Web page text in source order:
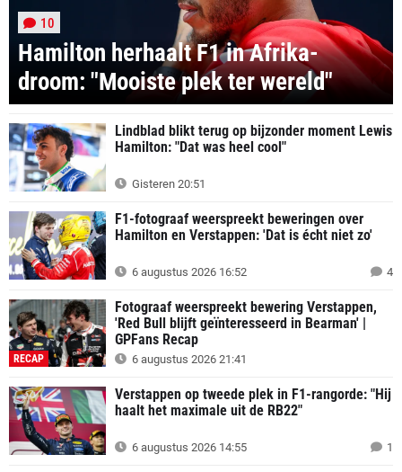
Hamilton herhaalt F1 in Afrika-
droom: "Mooiste plek ter wereld"
10
Lindblad blikt terug op bijzonder moment Lewis
Hamilton: "Dat was heel cool"
Gisteren 20:51
F1-fotograaf weerspreekt beweringen over
Hamilton en Verstappen: 'Dat is écht niet zo'
6 augustus 2026 16:52 4
RECAP
Fotograaf weerspreekt bewering Verstappen,
'Red Bull blijft geïnteresseerd in Bearman' |
GPFans Recap
6 augustus 2026 21:41
Verstappen op tweede plek in F1-rangorde: "Hij
haalt het maximale uit de RB22"
6 augustus 2026 14:55 1